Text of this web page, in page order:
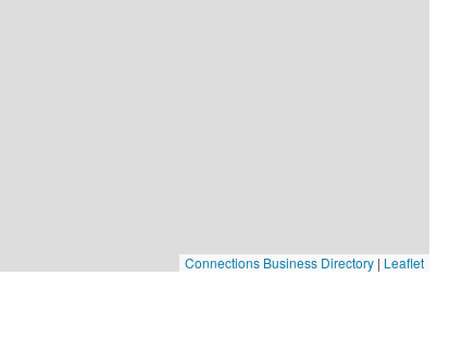
Connections Business Directory | Leaflet